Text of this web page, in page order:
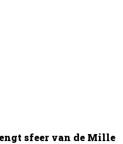
sfeer van de Mille